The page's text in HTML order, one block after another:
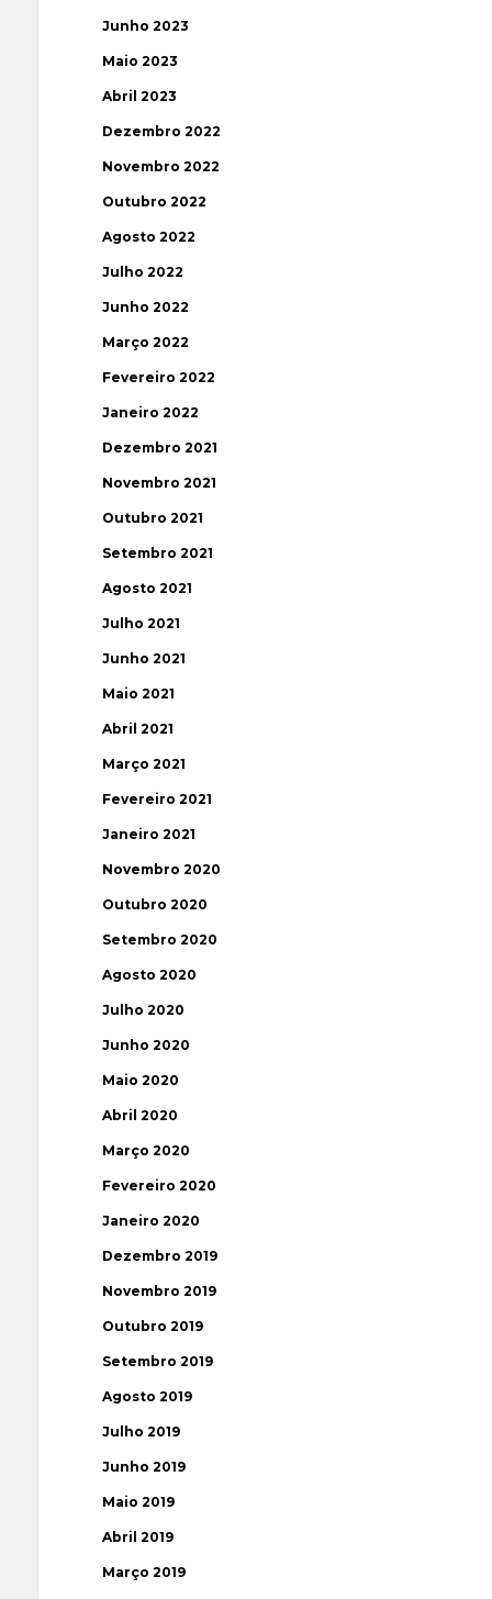
Junho 2023
Maio 2023
Abril 2023
Dezembro 2022
Novembro 2022
Outubro 2022
Agosto 2022
Julho 2022
Junho 2022
Março 2022
Fevereiro 2022
Janeiro 2022
Dezembro 2021
Novembro 2021
Outubro 2021
Setembro 2021
Agosto 2021
Julho 2021
Junho 2021
Maio 2021
Abril 2021
Março 2021
Fevereiro 2021
Janeiro 2021
Novembro 2020
Outubro 2020
Setembro 2020
Agosto 2020
Julho 2020
Junho 2020
Maio 2020
Abril 2020
Março 2020
Fevereiro 2020
Janeiro 2020
Dezembro 2019
Novembro 2019
Outubro 2019
Setembro 2019
Agosto 2019
Julho 2019
Junho 2019
Maio 2019
Abril 2019
Março 2019